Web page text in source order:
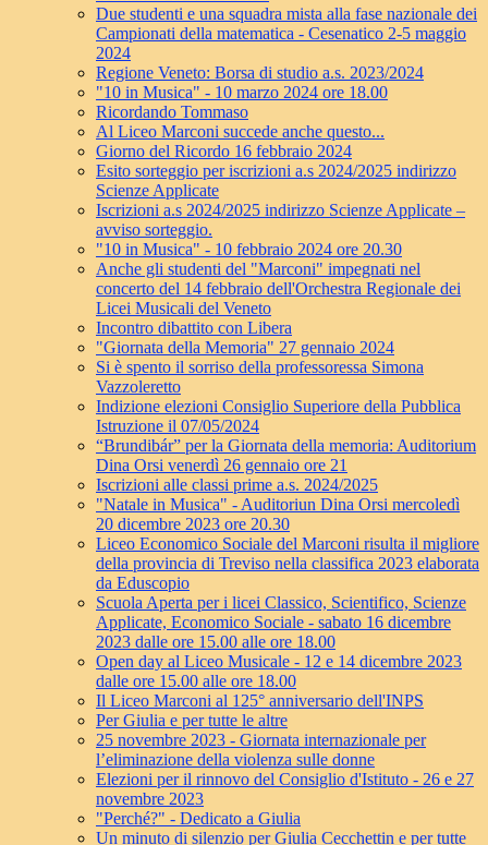
Due studenti e una squadra mista alla fase nazionale dei
Campionati della matematica - Cesenatico 2-5 maggio
2024
Regione Veneto: Borsa di studio a.s. 2023/2024
"10 in Musica" - 10 marzo 2024 ore 18.00
Ricordando Tommaso
Al Liceo Marconi succede anche questo...
Giorno del Ricordo 16 febbraio 2024
Esito sorteggio per iscrizioni a.s 2024/2025 indirizzo
Scienze Applicate
Iscrizioni a.s 2024/2025 indirizzo Scienze Applicate –
avviso sorteggio.
"10 in Musica" - 10 febbraio 2024 ore 20.30
Anche gli studenti del "Marconi" impegnati nel
concerto del 14 febbraio dell'Orchestra Regionale dei
Licei Musicali del Veneto
Incontro dibattito con Libera
"Giornata della Memoria" 27 gennaio 2024
Si è spento il sorriso della professoressa Simona
Vazzoleretto
Indizione elezioni Consiglio Superiore della Pubblica
Istruzione il 07/05/2024
“Brundibár” per la Giornata della memoria: Auditorium
Dina Orsi venerdì 26 gennaio ore 21
Iscrizioni alle classi prime a.s. 2024/2025
"Natale in Musica" - Auditoriun Dina Orsi mercoledì
20 dicembre 2023 ore 20.30
Liceo Economico Sociale del Marconi risulta il migliore
della provincia di Treviso nella classifica 2023 elaborata
da Eduscopio
Scuola Aperta per i licei Classico, Scientifico, Scienze
Applicate, Economico Sociale - sabato 16 dicembre
2023 dalle ore 15.00 alle ore 18.00
Open day al Liceo Musicale - 12 e 14 dicembre 2023
dalle ore 15.00 alle ore 18.00
Il Liceo Marconi al 125° anniversario dell'INPS
Per Giulia e per tutte le altre
25 novembre 2023 - Giornata internazionale per
l’eliminazione della violenza sulle donne
Elezioni per il rinnovo del Consiglio d'Istituto - 26 e 27
novembre 2023
"Perché?" - Dedicato a Giulia
Un minuto di silenzio per Giulia Cecchettin e per tutte